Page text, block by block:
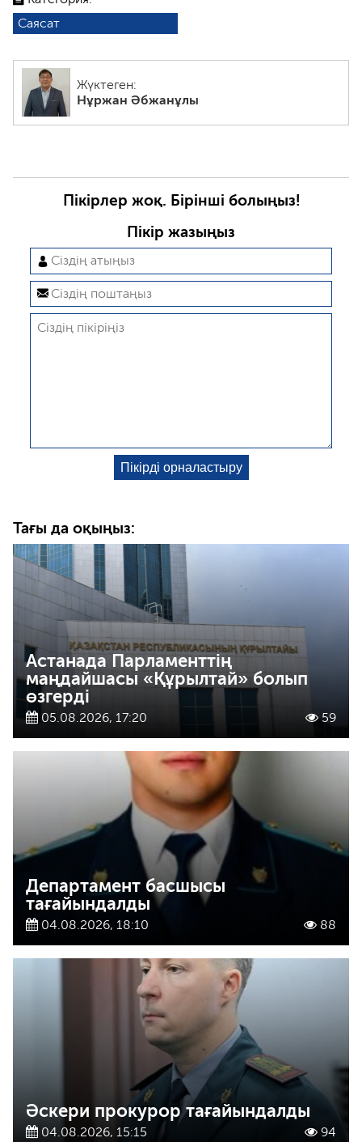
Саясат
Жүктеген:
Нұржан Әбжанұлы
Пікірлер жоқ. Бірінші болыңыз!
Пікір жазыңыз
Тағы да оқыңыз:
Астанада Парламенттің
маңдайшасы «Құрылтай» болып
өзгерді
05.08.2026, 17:20 59
Департамент басшысы
тағайындалды
04.08.2026, 18:10 88
Әскери прокурор тағайындалды
04.08.2026, 15:15 94